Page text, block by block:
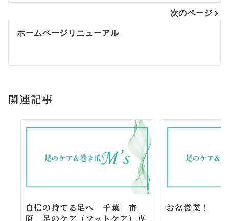
ビ
ゲ
ー
ョ
次のページ
ホームページリニューアル
関連記事
自信の持てる足へ 千葉 市
お盆営業！